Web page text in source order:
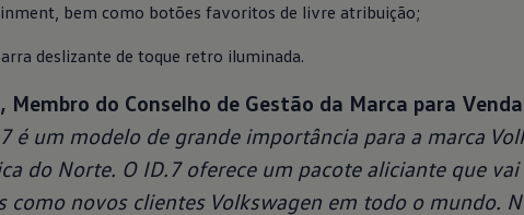
bem como botões favoritos de livre atribuição;
deslizante de toque retro iluminada.
Membro do Conselho de Gestão da Marca para
é um modelo de grande importância para a marca
do Norte. O ID.7 oferece um pacote aliciante que
como novos clientes Volkswagen em todo o mundo.